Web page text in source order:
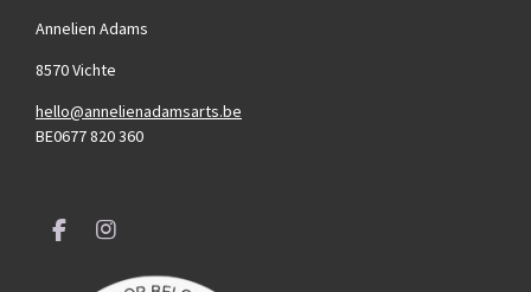
Annelien Adams
8570 Vichte
hello@annelienadamsarts.be
BE0677 820 360
F
I
s